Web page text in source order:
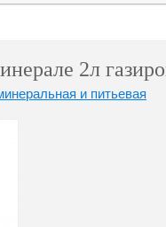
2л
и питьевая